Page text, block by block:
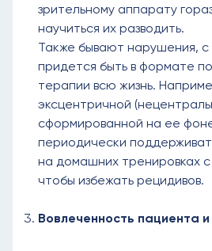
зрительному аппарату
научиться их разводить.
Также бывают нарушения, с
придется быть в формате
терапии всю жизнь.
эксцентричной
сформированной на ее
периодически
на домашних тренировках
чтобы избежать рецидивов.
Вовлеченность пациента